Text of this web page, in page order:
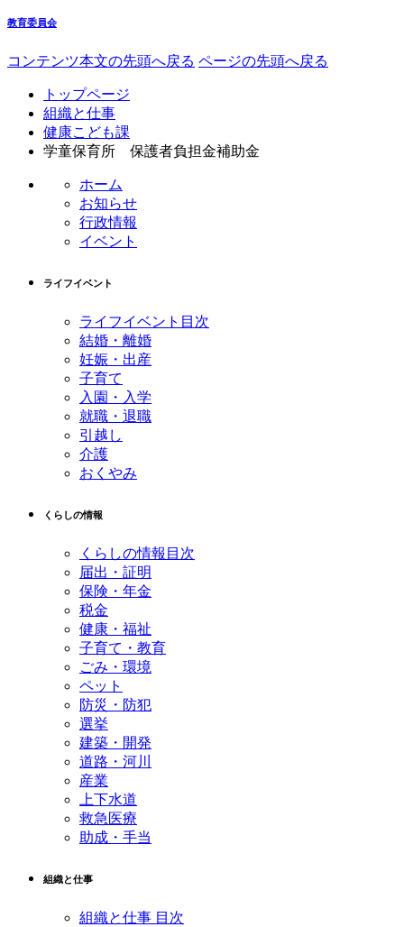
教育委員会
コンテンツ本文の先頭へ戻る ページの先頭へ戻る
トップページ
組織と仕事
健康こども課
学童保育所 保護者負担金補助金
ホーム
お知らせ
行政情報
イベント
ライフイベント
ライフイベント目次
結婚・離婚
妊娠・出産
子育て
入園・入学
就職・退職
引越し
介護
おくやみ
くらしの情報
くらしの情報目次
届出・証明
保険・年金
税金
健康・福祉
子育て・教育
ごみ・環境
ペット
防災・防犯
選挙
建築・開発
道路・河川
産業
上下水道
救急医療
助成・手当
組織と仕事
組織と仕事 目次